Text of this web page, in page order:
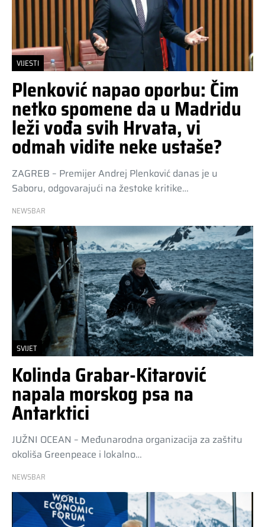
VIJESTI
Plenković napao oporbu: Čim
netko spomene da u Madridu
leži vođa svih Hrvata, vi
odmah vidite neke ustaše?
ZAGREB – Premijer Andrej Plenković danas je u
Saboru, odgovarajući na žestoke kritike…
NEWSBAR
SVIJET
Kolinda Grabar-Kitarović
napala morskog psa na
Antarktici
JUŽNI OCEAN – Međunarodna organizacija za zaštitu
okoliša Greenpeace i lokalno…
NEWSBAR